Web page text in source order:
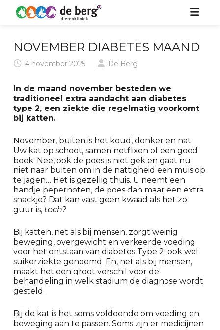
ZORG VOOR UW DIER
KAT
KONIJN & KNAAGDIER
KIDS
CONTACT
NOVEMBER DIABETES MAAND
4 november 2025 De Berg
In de maand november besteden we
traditioneel extra aandacht aan diabetes
type 2, een ziekte die regelmatig voorkomt
bij katten.
November, buiten is het koud, donker en nat.
Uw kat op schoot, samen netflixen of een goed
boek. Nee, ook de poes is niet gek en gaat nu
niet naar buiten om in de nattigheid een muis op
te jagen… Het is gezellig thuis. U neemt een
handje pepernoten, de poes dan maar een extra
snackje? Dat kan vast geen kwaad als het zo
guur is, toch?
Bij katten, net als bij mensen, zorgt weinig
beweging, overgewicht en verkeerde voeding
voor het ontstaan van diabetes Type 2, ook wel
suikerziekte genoemd. En, net als bij mensen,
maakt het een groot verschil voor de
behandeling in welk stadium de diagnose wordt
gesteld.
Bij de kat is het soms voldoende om voeding en
beweging aan te passen. Soms zijn er medicijnen